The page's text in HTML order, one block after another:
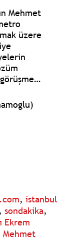
Mehmet
üzere
, istanbul
, sondakika,
Ekrem
Mehmet